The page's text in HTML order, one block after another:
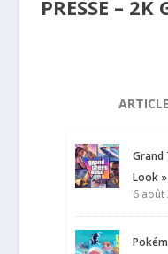
PRESSE – 2K
Grand
Look
6 août